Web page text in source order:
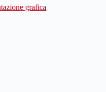
grafica